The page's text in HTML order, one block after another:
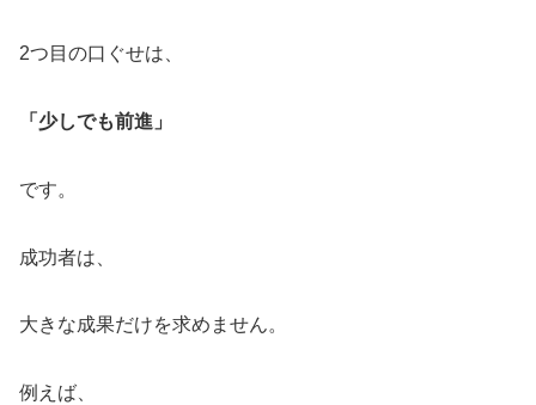
2つ目の口ぐせは、
「少しでも前進」
です。
成功者は、
大きな成果だけを求めません。
例えば、